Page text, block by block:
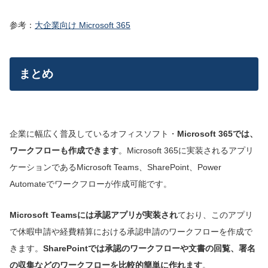
参考： 大企業向け Microsoft 365
まとめ
企業に幅広く普及しているオフィスソフト・ Microsoft 365では、
ワークフローも作成できます。Microsoft 365に実装されるアプリ
ケーションであるMicrosoft Teams、SharePoint、Power
Automateでワークフローが作成可能です。
Microsoft Teamsには承認アプリが実装されており、このアプリ
で休暇申請や経費精算における承認申請のワークフローを作成で
きます。 SharePointでは承認のワークフローや文書の回覧、署名
の収集などのワークフローを比較的簡単に作れます。